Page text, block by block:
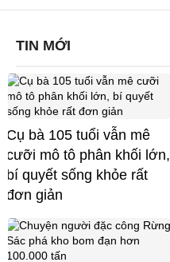
TIN MỚI
Cụ bà 105 tuổi vẫn mê
cưỡi mô tô phân khối lớn,
bí quyết sống khỏe rất
đơn giản